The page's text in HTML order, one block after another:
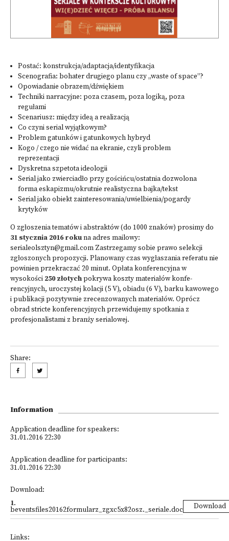
Postać: konstrukcja/adaptacja/identyfikacja
Scenografia: bohater drugiego planu czy „waste of space”?
Opowiadanie obrazem/dźwiękiem
Techniki narracyjne: poza czasem, poza logiką, poza
regułami
Scenariusz: między ideą a realizacją
Co czyni serial wyjątkowym?
Problem gatunków i gatunkowych hybryd
Kogo / czego nie widać na ekranie, czyli problem
reprezentacji
Dyskretna szpetota ideologii
Serial jako zwierciadło przy gościńcu/ostatnia dozwolona
forma eskapizmu/okrutnie realistyczna bajka/tekst
Serial jako obiekt zainteresowania/uwielbienia/pogardy
krytyków
O zgłoszenia tematów i abstraktów (do 1000 znaków) prosimy do
31 stycznia 2016 rokuna adres mailowy:
serialeolsztyn@gmail.com Zastrzegamy sobie prawo selekcji
zgłoszonych propozycji. Planowany czas wygłaszania referatu nie
powinien przekraczać 20 minut. Opłata konferencyjna w
wysokości 250 złotychpokrywa koszty materiałów konfe­
rencyjnych, uroczystej kolacji (5 V), obiadu (6 V), barku kawowego
i publikacji pozytywnie zrecen­zowanych materiałów. Oprócz
obrad stricte konferencyjnych przewidujemy spotkania z
profesjonalistami z branży serialowej.
Share:
Information
Application deadline for speakers:
31.01.2016 22:30
Application deadline for participants:
31.01.2016 22:30
Download:
1.
beventsfiles20162formularz_zgxc5x82osz._seriale.doc Download
Links: